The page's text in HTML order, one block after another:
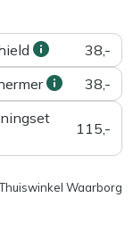
38,-
38,-
115,-
Thuiswinkel Waarborg